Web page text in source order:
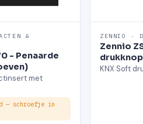
&
- Penaarde
met
— schroefje in
ZENNIO ·
Zennio
drukknop
KNX Soft